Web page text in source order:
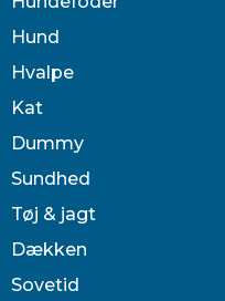
Hund
Hvalpe
Kat
Dummy
Sundhed
Tøj & jagt
Dækken
Sovetid